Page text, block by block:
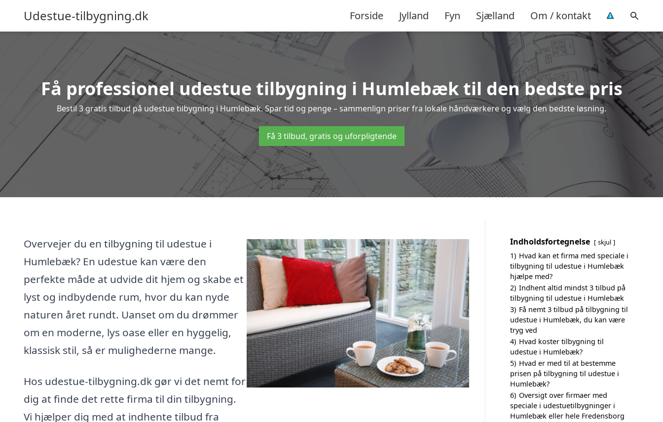
Udestue-tilbygning.dk Forside Jylland Fyn Sjælland Om / kontakt
Få professionel udestue tilbygning i Humlebæk til den bedste pris
Bestil 3 gratis tilbud på udestue tilbygning i Humlebæk. Spar tid og penge – sammenlign priser fra lokale håndværkere og vælg den bedste løsning.
Få 3 tilbud, gratis og uforpligtende
Overvejer du en tilbygning til udestue i
Humlebæk? En udestue kan være den
perfekte måde at udvide dit hjem og skabe et
lyst og indbydende rum, hvor du kan nyde
naturen året rundt. Uanset om du drømmer
om en moderne, lys oase eller en hyggelig,
klassisk stil, så er mulighederne mange.
Hos udestue-tilbygning.dk gør vi det nemt for
dig at finde det rette firma til din tilbygning.
Vi hjælper dig med at indhente tilbud fra
Indholdsfortegnelse skjul
1) Hvad kan et firma med speciale i
tilbygning til udestue i Humlebæk
hjælpe med?
2) Indhent altid mindst 3 tilbud på
tilbygning til udestue i Humlebæk
3) Få nemt 3 tilbud på tilbygning til
udestue i Humlebæk, du kan være
tryg ved
4) Hvad koster tilbygning til
udestue i Humlebæk?
5) Hvad er med til at bestemme
prisen på tilbygning til udestue i
Humlebæk?
6) Oversigt over firmaer med
speciale i udestuetilbygninger i
Humlebæk eller hele Fredensborg